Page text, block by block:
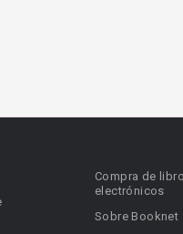
Compra de
electrónicos
Sobre Booknet